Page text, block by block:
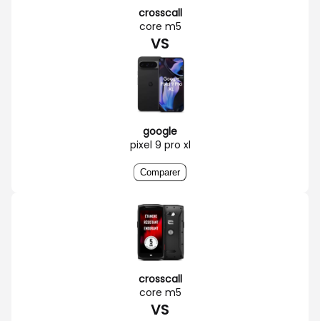
crosscall
core m5
VS
google
pixel 9 pro xl
Comparer
crosscall
core m5
VS